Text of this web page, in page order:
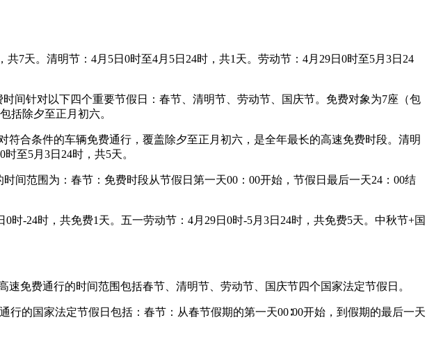
7天。清明节：4月5日0时至4月5日24时，共1天。劳动节：4月29日0时至5月3日24
间针对以下四个重要节假日：春节、清明节、劳动节、国庆节。免费对象为7座（包
括除夕至正月初六。
符合条件的车辆免费通行，覆盖除夕至正月初六，是全年最长的高速免费时段。清明
至5月3日24时，共5天。
间范围为：春节：免费时段从节假日第一天00：00开始，节假日最后一天24：00结
时-24时，共免费1天。五一劳动节：4月29日0时-5月3日24时，共免费5天。中秋节+国
速免费通行的时间范围包括春节、清明节、劳动节、国庆节四个国家法定节假日。
行的国家法定节假日包括：春节：从春节假期的第一天00∶00开始，到假期的最后一天